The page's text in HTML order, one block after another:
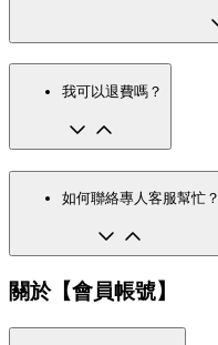
我可以退費嗎？
如何聯絡專人客服幫忙？
關於【會員帳號】